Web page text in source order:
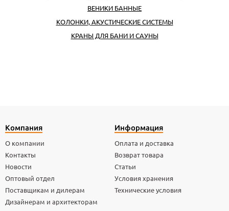
ВЕНИКИ БАННЫЕ
КОЛОНКИ, АКУСТИЧЕСКИЕ СИСТЕМЫ
КРАНЫ ДЛЯ БАНИ И САУНЫ
Компания
О компании
Контакты
Новости
Оптовый отдел
Поставщикам и дилерам
Дизайнерам и архитекторам
Информация
Оплата и доставка
Возврат товара
Статьи
Условия хранения
Технические условия